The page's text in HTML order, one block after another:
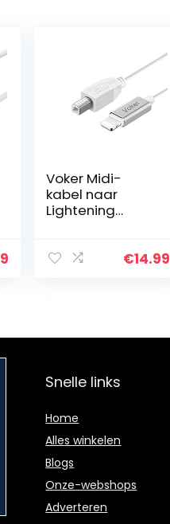
Voker Midi-
kabel naar
Lightening
Midi Interface,
€14.99
Snelle links
Home
Alles winkelen
Blogs
Onze-webshops
Adverteren